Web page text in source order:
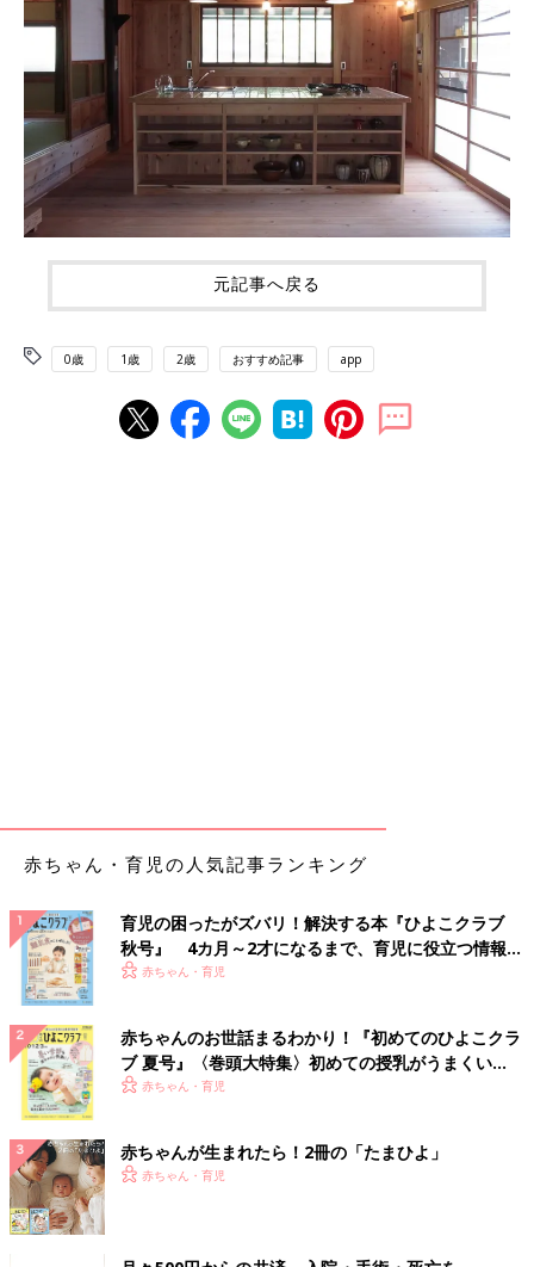
元記事へ戻る
0歳 1歳 2歳 おすすめ記事 app
赤ちゃん・育児の人気記事ランキング
育児の困ったがズバリ！解決する本『ひよこクラブ
秋号』 4カ月～2才になるまで、育児に役立つ情報が
いっぱい！
赤ちゃん・育児
赤ちゃんのお世話まるわかり！『初めてのひよこクラ
ブ 夏号』〈巻頭大特集〉初めての授乳がうまくい
く！ おっぱい・ミルクの基本と夏のトラブル 解決テ
赤ちゃん・育児
赤ちゃんが生まれたら！2冊の「たまひよ」
赤ちゃん・育児